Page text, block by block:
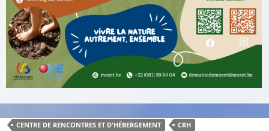
CENTRE DE RENCONTRES ET D'HÉBERGEMENT
CRH